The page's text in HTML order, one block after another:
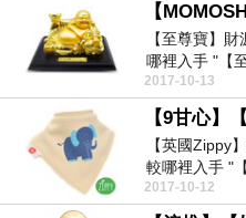
【至尊寶】
哪裡入手 "【
格...
2017-10-13
【英國Zippy
較哪裡入手 "
2017-10-12